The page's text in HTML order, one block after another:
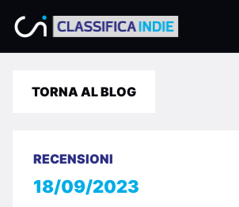
TORNA AL BLOG
RECENSIONI
18/09/2023